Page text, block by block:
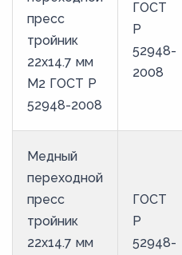
пресс
тройник
22х14.7 мм
М2 ГОСТ Р
52948-2008
ГОСТ
Р
52948-
2008
Медный
переходной
пресс
тройник
22х14.7 мм
ГОСТ
Р
52948-